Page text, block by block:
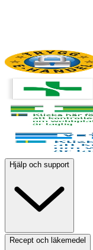
Hjälp och support
Recept och läkemedel